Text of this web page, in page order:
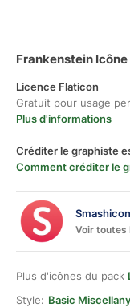
Frankenstein
Licence Flaticon
Gratuit pour usage
Plus d'informations
Créditer le graphiste
Comment créditer le
Voir toutes
Plus d'icônes du pack
Style: Basic